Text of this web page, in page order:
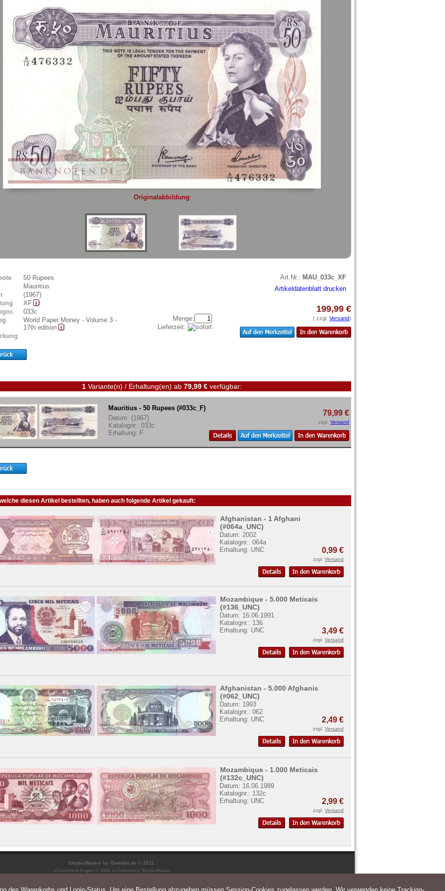
Originalabbildung
50 Rupees
Mauritius
(1967)
XF
033c
World Paper Money - Volume 3 -
17th edition
Art.Nr.: MAU_033c_XF
Artikeldatenblatt drucken
Menge:
Lieferzeit:
199,99 €
( zzgl. Versand)
1Variante(n) / Erhaltung(en) ab 79,99 €verfügbar:
Mauritius - 50 Rupees (#033c_F)
Datum: (1967)
Katalognr.: 033c
Erhaltung: F
79,99 €
zzgl. Versand
diesen Artikel bestellten, haben auch folgende Artikel gekauft:
Afghanistan - 1 Afghani
(#064a_UNC)
Datum: 2002
Katalognr.: 064a
Erhaltung: UNC
0,99 €
zzgl. Versand
Mozambique - 5.000 Meticais
(#136_UNC)
Datum: 16.06.1991
Katalognr.: 136
Erhaltung: UNC
3,49 €
zzgl. Versand
Afghanistan - 5.000 Afghanis
(#062_UNC)
Datum: 1993
Katalognr.: 062
Erhaltung: UNC
2,49 €
zzgl. Versand
Mozambique - 1.000 Meticais
(#132c_UNC)
Datum: 16.06.1989
Katalognr.: 132c
Erhaltung: UNC
2,99 €
zzgl. Versand
Shopsoftware by Gambio.de © 2011
eCommerce Engine © 2006 xt:Commerce Shopsoftware